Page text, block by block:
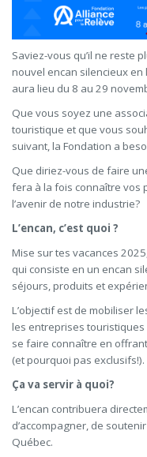
Saviez-vous qu’il ne reste
nouvel encan silencieux en
aura lieu du 8 au 29
Que vous soyez une
touristique et que vous
suivant, la Fondation a
Que diriez-vous de faire
fera à la fois connaître vos
l’avenir de notre industrie?
L’encan, c’est quoi ?
Mise sur tes vacances
qui consiste en un encan
séjours, produits et
L’objectif est de mobiliser
les entreprises
se faire connaître en
(et pourquoi pas exclusifs!).
Ça va servir à quoi?
L’encan contribuera
d’accompagner, de
Québec.